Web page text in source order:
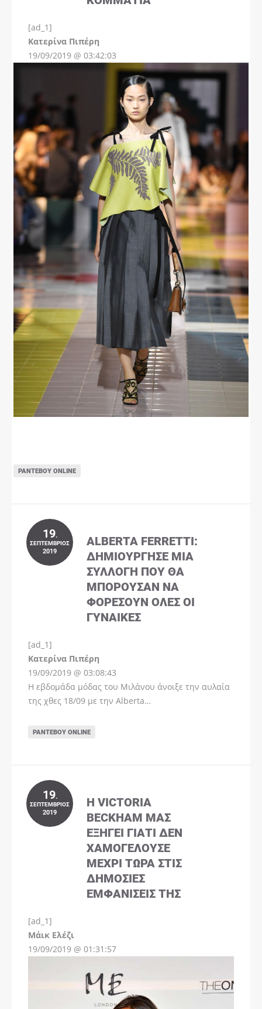
[ad_1]
Kατερίνα Πιπέρη
19/09/2019 @ 03:42:03
ΡΑΝΤΕΒΟΎ ONLINE
19.
ΣΕΠΤΈΜΒΡΙΟΣ
2019
ALBERTA FERRETTI:
ΔΗΜΙΟΎΡΓΗΣΕ ΜΊΑ
ΣΥΛΛΟΓΉ ΠΟΥ ΘΑ
ΜΠΟΡΟΎΣΑΝ ΝΑ
ΦΟΡΈΣΟΥΝ ΌΛΕΣ ΟΙ
ΓΥΝΑΊΚΕΣ
[ad_1]
Kατερίνα Πιπέρη
19/09/2019 @ 03:08:43
Η εβδομάδα μόδας του Μιλάνου άνοιξε την αυλαία
της χθες 18/09 με την Alberta…
ΡΑΝΤΕΒΟΎ ONLINE
19.
ΣΕΠΤΈΜΒΡΙΟΣ
2019
Η VICTORIA
BECKHAM ΜΑΣ
ΕΞΗΓΕΊ ΓΙΑΤΊ ΔΕΝ
ΧΑΜΟΓΕΛΟΎΣΕ
ΜΈΧΡΙ ΤΏΡΑ ΣΤΙΣ
ΔΗΜΌΣΙΕΣ
ΕΜΦΑΝΊΣΕΙΣ ΤΗΣ
[ad_1]
Μάικ Ελέζι
19/09/2019 @ 01:31:57